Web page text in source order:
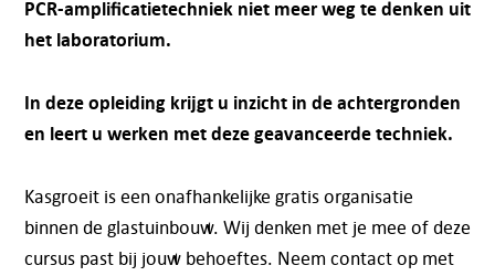
PCR-amplificatietechniek niet meer weg te denken uit
het laboratorium.
In deze opleiding krijgt u inzicht in de achtergronden
en leert u werken met deze geavanceerde techniek.
Kasgroeit is een onafhankelijke gratis organisatie
binnen de glastuinbouw. Wij denken met je mee of deze
cursus past bij jouw behoeftes. Neem contact op met